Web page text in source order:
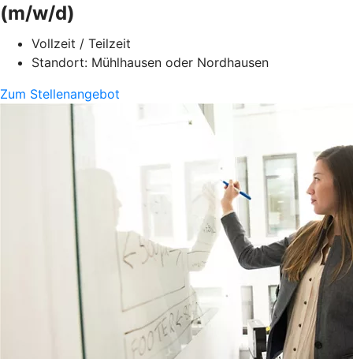
(m/w/d)
Vollzeit / Teilzeit
Standort: Mühlhausen oder Nordhausen
Zum Stellenangebot